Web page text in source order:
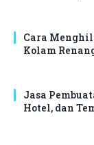
Cara
Kolam
Jasa
Hotel, dan